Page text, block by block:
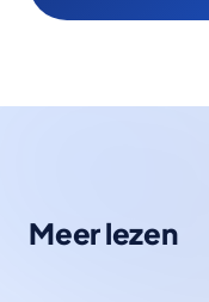
Meer lezen